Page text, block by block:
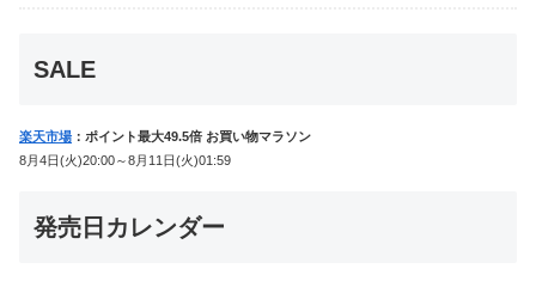
SALE
楽天市場 ：ポイント最大49.5倍 お買い物マラソン
8月4日(火)20:00～8月11日(火)01:59
発売日カレンダー